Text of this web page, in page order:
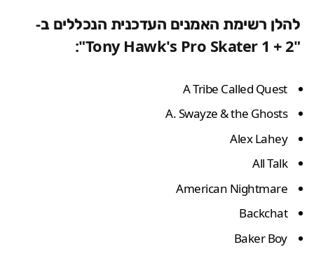
להלן רשימת האמנים העדכנית הנכללים ב-
"Tony Hawk's Pro Skater 1 + 2":
A Tribe Called Quest
A. Swayze & the Ghosts
Alex Lahey
All Talk
American Nightmare
Backchat
Baker Boy